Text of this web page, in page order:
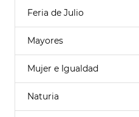
Feria de Julio
Mayores
Mujer e Igualdad
Naturia